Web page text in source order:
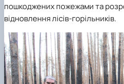
пошкоджених пожежами та
відновлення лісів-горільників.